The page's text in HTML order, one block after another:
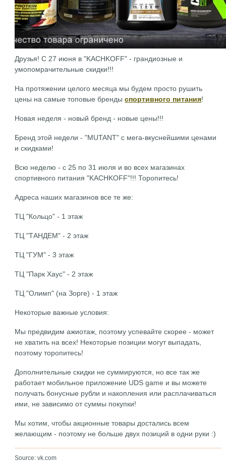
Друзья! С 27 июня в "KACHKOFF" - грандиозные и
умопомрачительные скидки!!!
На протяжении целого месяца мы будем просто рушить
цены на самые топовые брендыспортивного питания!
Новая неделя - новый бренд - новые цены!!!
Бренд этой недели - "MUTANT" с мега-вкуснейшими ценами
и скидками!
Всю неделю - с 25 по 31 июля и во всех магазинах
спортивного питания "KACHKOFF"!!! Торопитесь!
Адреса наших магазинов все те же:
ТЦ "Кольцо" - 1 этаж
ТЦ "ТАНДЕМ" - 2 этаж
ТЦ "ГУМ" - 3 этаж
ТЦ "Парк Хаус" - 2 этаж
ТЦ "Олимп" (на Зорге) - 1 этаж
Некоторые важные условия:
Мы предвидим ажиотаж, поэтому успевайте скорее - может
не хватить на всех! Некоторые позиции могут выпадать,
поэтому торопитесь!
Дополнительные скидки не суммируются, но все так же
работает мобильное приложение UDS game и вы можете
получать бонусные рубли и накопления или расплачиваться
ими, не зависимо от суммы покупки!
Мы хотим, чтобы акционные товары достались всем
желающим - поэтому не больше двух позиций в одни руки :)
Source: vk.com